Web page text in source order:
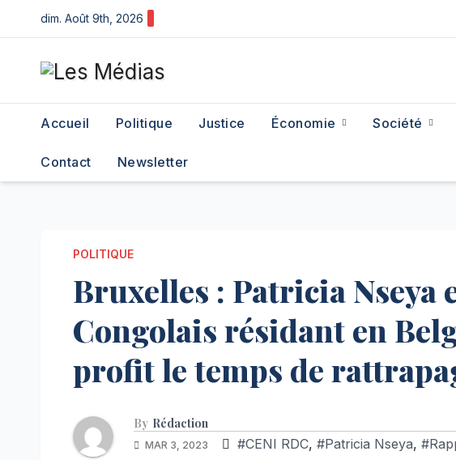
to
content
dim. Août 9th, 2026
Accueil Politique Justice Économie Société
Contact Newsletter
POLITIQUE
Bruxelles : Patricia Nseya
Congolais résidant en
profit le temps de
By Rédaction
MAR 3, 2023 #CENI RDC, #Patricia Nseya,